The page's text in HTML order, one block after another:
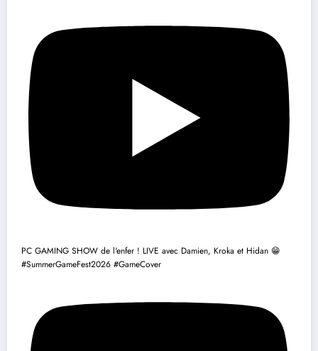
PC GAMING SHOW de l'enfer ! LIVE avec Damien, Kroka et Hidan 😁
#SummerGameFest2026 #GameCover